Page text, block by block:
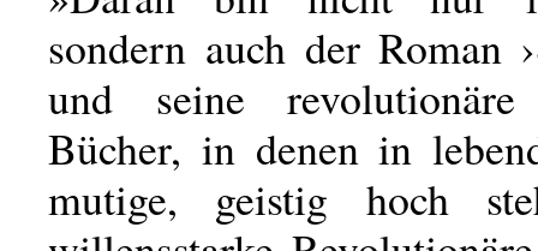
sondern auch der Roman
und seine revolutionäre
Bücher, in denen in
mutige, geistig hoch